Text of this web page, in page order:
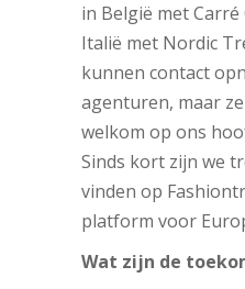
in België met
Italië met Nordic
kunnen contact
agenturen, maar
welkom op ons
Sinds kort zijn we
vinden op
platform voor
Wat zijn de